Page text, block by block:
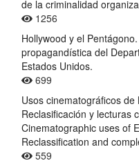
de la criminalidad
1256
Hollywood y el
propagandística del
Estados Unidos.
699
Usos cinematográficos
Reclasificación y lecturas
Cinematographic uses of
Reclassification and
559